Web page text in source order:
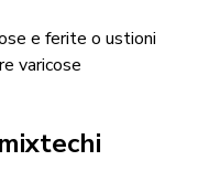
e ferite o ustioni
varicose